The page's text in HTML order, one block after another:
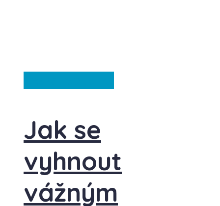
Jak se
vyhnout
vážným